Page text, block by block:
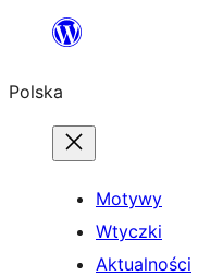
Przejdź
treści
Polska
Motywy
Wtyczki
Aktualności